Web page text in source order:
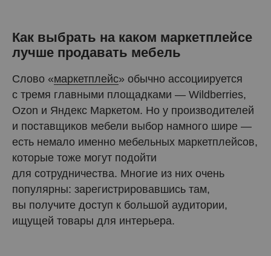
Как выбрать на каком маркетплейсе
лучше продавать мебель
Слово «маркетплейс» обычно ассоциируется
с тремя главными площадками — Wildberries,
Ozon и Яндекс Маркетом. Но у производителей
и поставщиков мебели выбор намного шире —
есть немало именно мебельных маркетплейсов,
которые тоже могут подойти
для сотрудничества. Многие из них очень
популярны: зарегистрировавшись там,
вы получите доступ к большой аудитории,
ищущей товары для интерьера.